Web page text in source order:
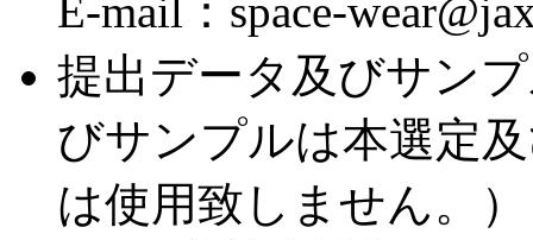
E-mail：space-
提出データ及びサン
びサンプルは本選定
は使用致しません。）